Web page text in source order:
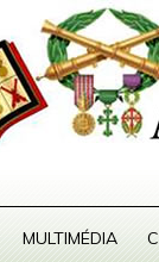
MULTIMÉDIA